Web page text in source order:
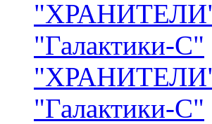
"ХРАНИТЕЛИ"
"Галактики-С"
"ХРАНИТЕЛИ"
"Галактики-С"